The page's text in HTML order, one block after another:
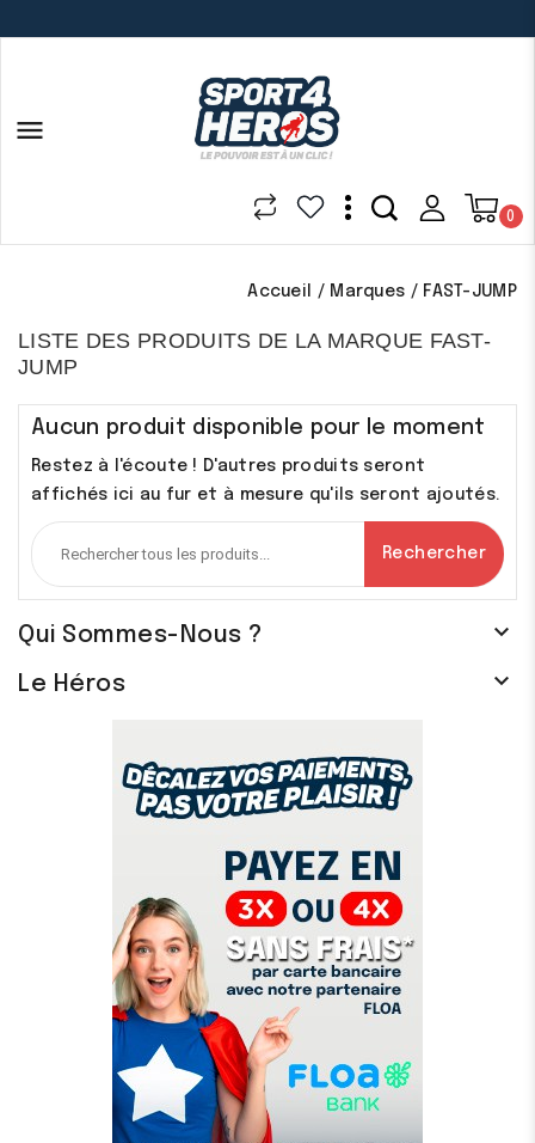

0
Accueil Marques FAST-JUMP
LISTE DES PRODUITS DE LA MARQUE FAST-
JUMP
Aucun produit disponible pour le moment
Restez à l'écoute ! D'autres produits seront
affichés ici au fur et à mesure qu'ils seront ajoutés.
Rechercher
Qui Sommes-Nous ? 
Le Héros 